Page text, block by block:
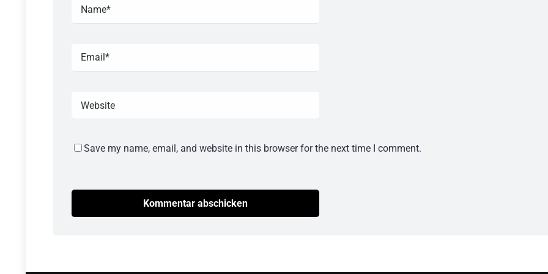
Save my name, email, and website in this browser for the next time I comment.